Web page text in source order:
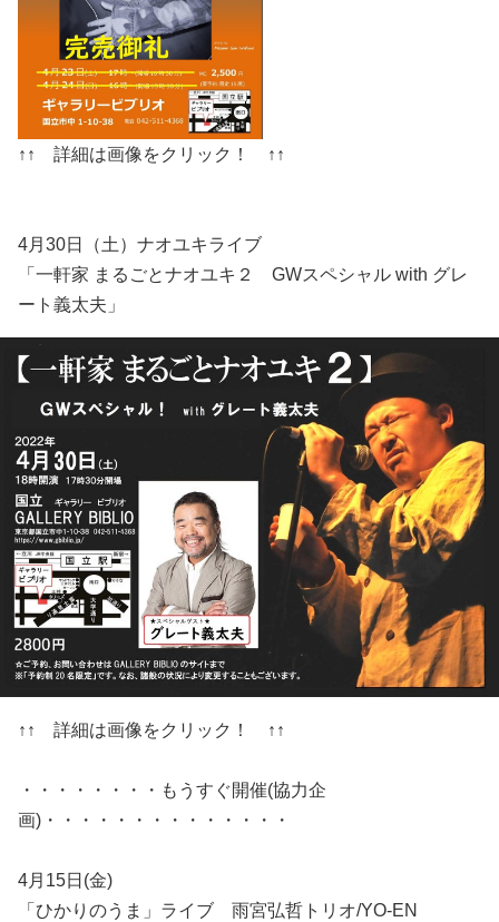
↑↑ 詳細は画像をクリック！ ↑↑
4月30日（土）ナオユキライブ
「一軒家 まるごとナオユキ２ GWスペシャル with グレ
ート義太夫」
↑↑ 詳細は画像をクリック！ ↑↑
・・・・・・・・もうすぐ開催(協力企
画)・・・・・・・・・・・・・・
4月15日(金)
「ひかりのうま」ライブ 雨宮弘哲トリオ/YO-EN